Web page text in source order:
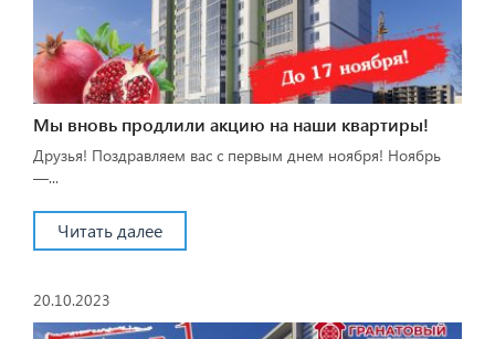
Мы вновь продлили акцию на наши квартиры!
Друзья! Поздравляем вас с первым днем ноября! Ноябрь
—...
Читать далее
20.10.2023